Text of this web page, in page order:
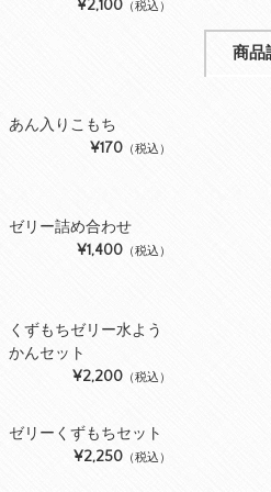
商品
¥2,100 （税込）
あん入りこもち
¥170 （税込）
ゼリー詰め合わせ
¥1,400 （税込）
くずもちゼリー水よう
かんセット
¥2,200 （税込）
ゼリーくずもちセット
¥2,250 （税込）